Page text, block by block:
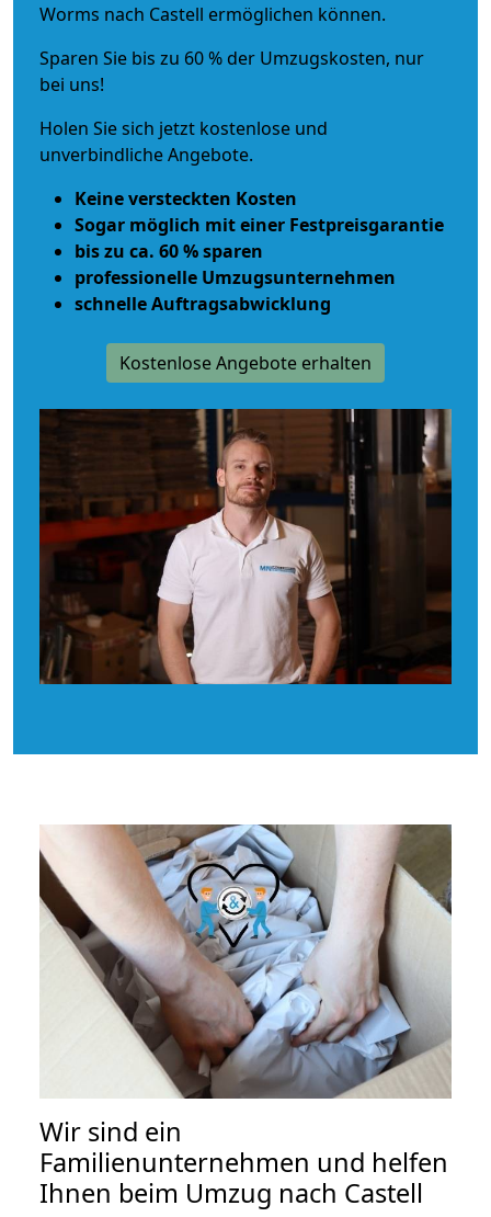
Worms nach Castell ermöglichen können.
Sparen Sie bis zu 60 % der Umzugskosten, nur
bei uns!
Holen Sie sich jetzt kostenlose und
unverbindliche Angebote.
Keine versteckten Kosten
Sogar möglich mit einer Festpreisgarantie
bis zu ca. 60 % sparen
professionelle Umzugsunternehmen
schnelle Auftragsabwicklung
Kostenlose Angebote erhalten
Wir sind ein
Familienunternehmen und helfen
Ihnen beim Umzug nach Castell